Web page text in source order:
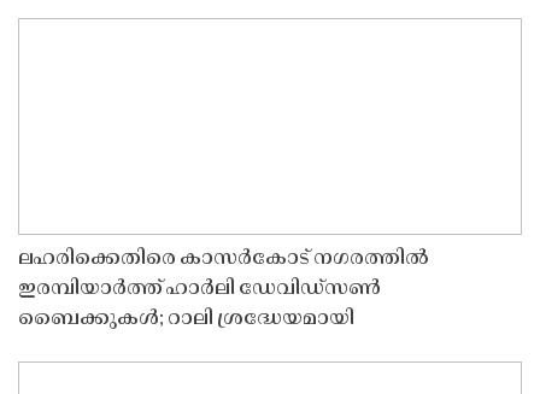
ലഹരിക്കെതിരെ കാസർകോട് നഗരത്തിൽ
ഇരമ്പിയാർത്ത് ഹാർലി ഡേവിഡ്‌സൺ
ബൈക്കുകൾ; റാലി ശ്രദ്ധേയമായി